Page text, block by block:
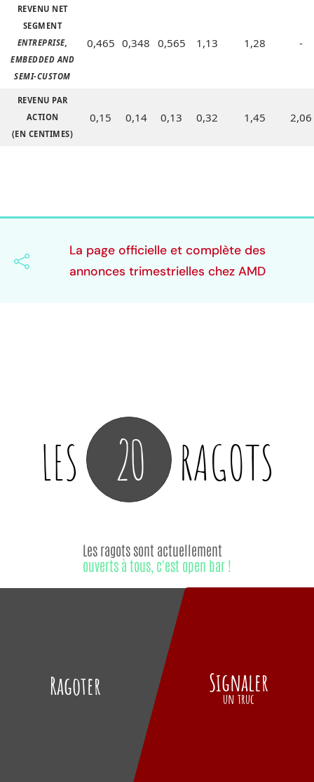
REVENU NET
SEGMENT
ENTREPRISE,
EMBEDDED AND
SEMI-CUSTOM
0,465 0,348 0,565 1,13 1,28 -
REVENU PAR
ACTION
(EN CENTIMES)
0,15 0,14 0,13 0,32 1,45 2,06
La page officielle et complète des
annonces trimestrielles chez AMD
LES 20 RAGOTS
Ragoter
Les ragots sont actuellement
ouverts à tous, c'est open bar !
Signaler
un truc